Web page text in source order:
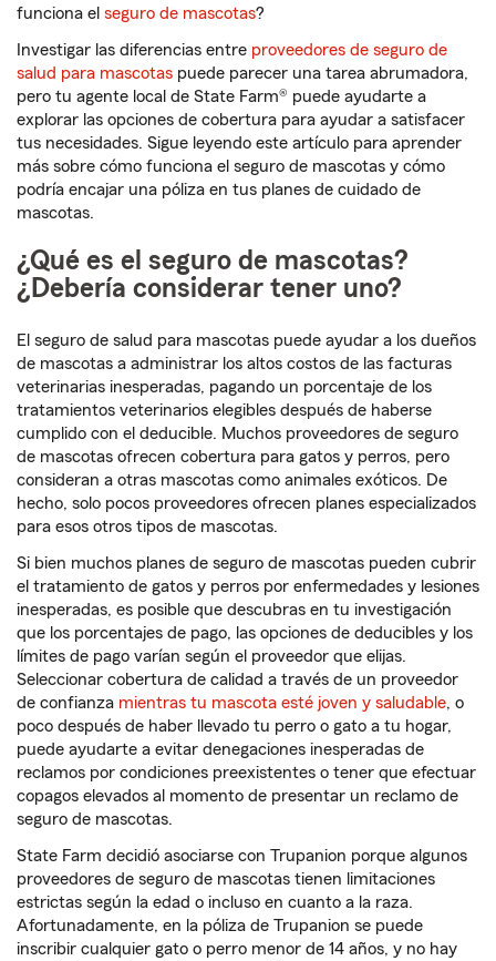
funciona el seguro de mascotas?
Investigar las diferencias entre proveedores de seguro de
salud para mascotas puede parecer una tarea abrumadora,
pero tu agente local de State Farm® puede ayudarte a
explorar las opciones de cobertura para ayudar a satisfacer
tus necesidades. Sigue leyendo este artículo para aprender
más sobre cómo funciona el seguro de mascotas y cómo
podría encajar una póliza en tus planes de cuidado de
mascotas.
¿Qué es el seguro de mascotas?
¿Debería considerar tener uno?
El seguro de salud para mascotas puede ayudar a los dueños
de mascotas a administrar los altos costos de las facturas
veterinarias inesperadas, pagando un porcentaje de los
tratamientos veterinarios elegibles después de haberse
cumplido con el deducible. Muchos proveedores de seguro
de mascotas ofrecen cobertura para gatos y perros, pero
consideran a otras mascotas como animales exóticos. De
hecho, solo pocos proveedores ofrecen planes especializados
para esos otros tipos de mascotas.
Si bien muchos planes de seguro de mascotas pueden cubrir
el tratamiento de gatos y perros por enfermedades y lesiones
inesperadas, es posible que descubras en tu investigación
que los porcentajes de pago, las opciones de deducibles y los
límites de pago varían según el proveedor que elijas.
Seleccionar cobertura de calidad a través de un proveedor
de confianza mientras tu mascota esté joven y saludable, o
poco después de haber llevado tu perro o gato a tu hogar,
puede ayudarte a evitar denegaciones inesperadas de
reclamos por condiciones preexistentes o tener que efectuar
copagos elevados al momento de presentar un reclamo de
seguro de mascotas.
State Farm decidió asociarse con Trupanion porque algunos
proveedores de seguro de mascotas tienen limitaciones
estrictas según la edad o incluso en cuanto a la raza.
Afortunadamente, en la póliza de Trupanion se puede
inscribir cualquier gato o perro menor de 14 años, y no hay